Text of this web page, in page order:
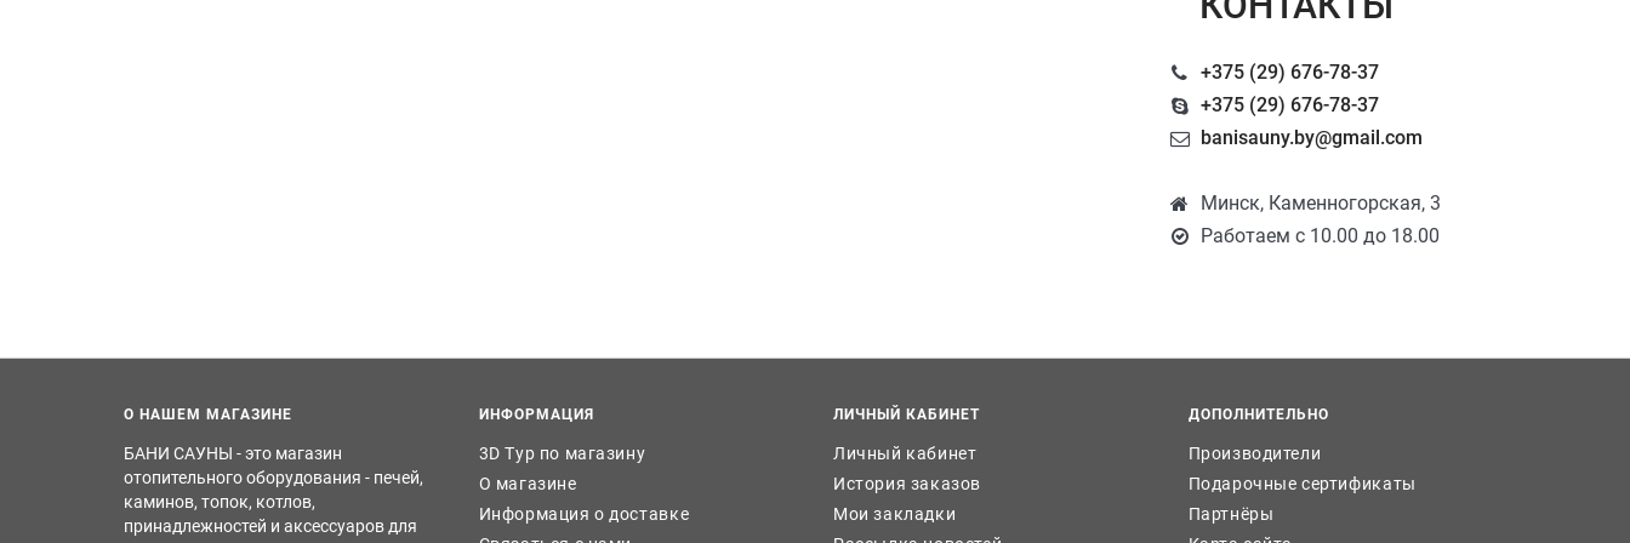
+375 (29) 676-78-37
+375 (29) 676-78-37
banisauny.by@gmail.com
Минск, Каменногорская, 3
Работаем с 10.00 до 18.00
О НАШЕМ МАГАЗИНЕ
БАНИ САУНЫ - это магазин
отопительного оборудования - печей,
каминов, топок, котлов,
принадлежностей и аксессуаров для
ИНФОРМАЦИЯ
3D Тур по магазину
О магазине
Информация о доставке
ЛИЧНЫЙ КАБИНЕТ
Личный кабинет
История заказов
Мои закладки
ДОПОЛНИТЕЛЬНО
Производители
Подарочные сертификаты
Партнёры